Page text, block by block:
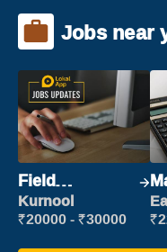
Jobs near
Field
Marketing
Executive
Kurnool
₹20000 - ₹30000